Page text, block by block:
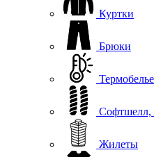
Куртки
Брюки
Термобелье
Софтшелл,
Жилеты